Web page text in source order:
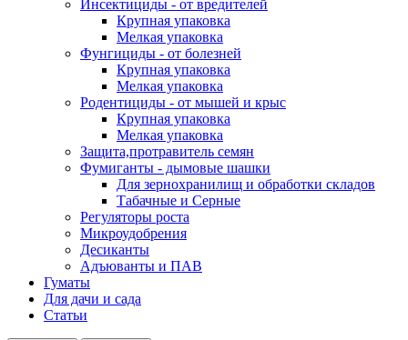
Инсектициды - от вредителей
Крупная упаковка
Мелкая упаковка
Фунгициды - от болезней
Крупная упаковка
Мелкая упаковка
Родентициды - от мышей и крыс
Крупная упаковка
Мелкая упаковка
Защита,протравитель семян
Фумиганты - дымовые шашки
Для зернохранилищ и обработки складов
Табачные и Серные
Регуляторы роста
Микроудобрения
Десиканты
Адъюванты и ПАВ
Гуматы
Для дачи и сада
Статьи